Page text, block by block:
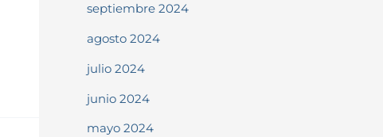
septiembre 2024
agosto 2024
julio 2024
junio 2024
mayo 2024